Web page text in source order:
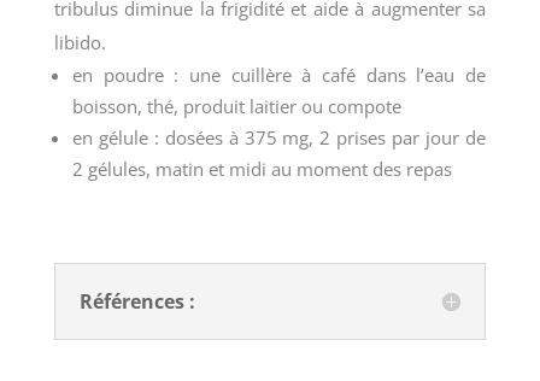
tribulus diminue la frigidité et aide à augmenter sa
libido.
en poudre : une cuillère à café dans l’eau de
boisson, thé, produit laitier ou compote
en gélule : dosées à 375 mg, 2 prises par jour de
2 gélules, matin et midi au moment des repas
Références :